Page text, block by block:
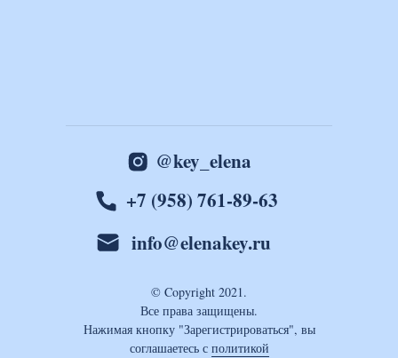
@key_elena
+7 (958) 761-89-63
info@elenakey.ru
© Copyright 2021.
Все права защищены.
Нажимая кнопку "Зарегистрироваться", вы
соглашаетесь с политикой